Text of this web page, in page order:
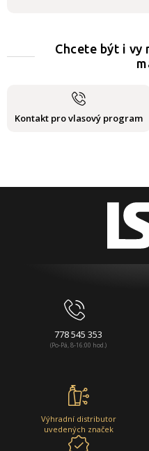
Chcete být i vy
Kontakt pro vlasový program
778 545 353
(Po-Pá, 8-16:00 hod.)
Výhradní distributor
uvedených značek